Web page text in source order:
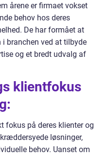
årene er firmaet vokset
behov hos deres
De har formået at
branchen ved at tilbyde
og et bredt udvalg af
klientfokus
fokus på deres klienter og
løsninger,
behov. Uanset om